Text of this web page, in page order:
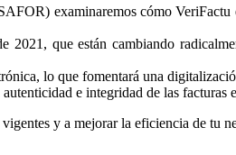
examinaremos cómo VeriFactu
que están cambiando
lo que fomentará una
e integridad de las facturas
y a mejorar la eficiencia de tu